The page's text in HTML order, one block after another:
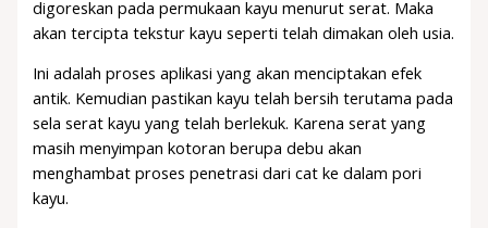
digoreskan pada permukaan kayu menurut serat. Maka
akan tercipta tekstur kayu seperti telah dimakan oleh usia.
Ini adalah proses aplikasi yang akan menciptakan efek
antik. Kemudian pastikan kayu telah bersih terutama pada
sela serat kayu yang telah berlekuk. Karena serat yang
masih menyimpan kotoran berupa debu akan
menghambat proses penetrasi dari cat ke dalam pori
kayu.